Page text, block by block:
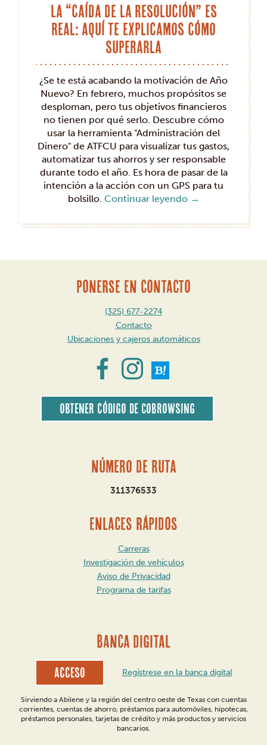
La “caída de la resolución” es
real: aquí te explicamos cómo
superarla
¿Se te está acabando la motivación de Año
Nuevo? En febrero, muchos propósitos se
desploman, pero tus objetivos financieros
no tienen por qué serlo. Descubre cómo
usar la herramienta "Administración del
Dinero" de ATFCU para visualizar tus gastos,
automatizar tus ahorros y ser responsable
durante todo el año. Es hora de pasar de la
intención a la acción con un GPS para tu
bolsillo. Continuar leyendo →
PONERSE EN CONTACTO
(325) 677-2274
Contacto
Ubicaciones y cajeros automáticos
Obtener código de CoBrowsing
Número de ruta
311376533
ENLACES RÁPIDOS
Carreras
Investigación de vehículos
Aviso de Privacidad
Programa de tarifas
BANCA DIGITAL
Acceso Regístrese en la banca digital
Sirviendo a Abilene y la región del centro oeste de Texas con cuentas
corrientes, cuentas de ahorro, préstamos para automóviles, hipotecas,
préstamos personales, tarjetas de crédito y más productos y servicios
bancarios.